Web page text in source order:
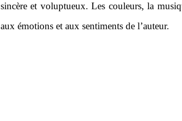
sincère et voluptueux. Les couleurs, la
aux émotions et aux sentiments de l’auteur.